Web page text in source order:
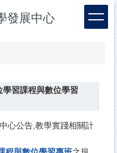
發展中心
學習課程與數位學習
中心公告,教學實踐相關計